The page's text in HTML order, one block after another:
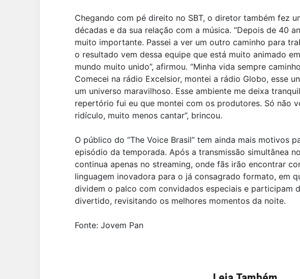
Chegando com pé direito no SBT, o diretor também fez
décadas e da sua relação com a música. “Depois de 40
muito importante. Passei a ver um outro caminho para
o resultado vem dessa equipe que está muito animado em
mundo muito unido”, afirmou. “Minha vida sempre
Comecei na rádio Excelsior, montei a rádio Globo, esse
um universo maravilhoso. Esse ambiente me deixa
repertório fui eu que montei com os produtores. Só não
ridículo, muito menos cantar”, brincou.
O público do “The Voice Brasil” tem ainda mais motivos
episódio da temporada. Após a transmissão simultânea
continua apenas no streaming, onde fãs irão encontrar
linguagem inovadora para o já consagrado formato, em
dividem o palco com convidados especiais e participam
divertido, revisitando os melhores momentos da noite.
Fonte: Jovem Pan